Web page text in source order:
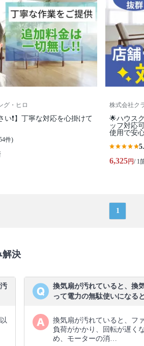
グ・ヒロ
い❗️】丁寧な対応を心掛けて
件)
株式会社ク
🌟ハウス
ッフ対応
使用で安
6,325円/ 1
1
解決
換気扇が汚れていると、換
って電力の無駄使いになる
換気扇が汚れていると、フ
負荷がかかり、回転が遅く
め、モーターの消…